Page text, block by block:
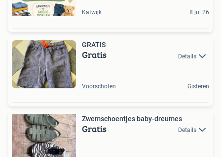
Katwijk 8 jul 26
GRATIS
Gratis Details
Voorschoten Gisteren
Zwemschoentjes baby-dreumes
Gratis Details